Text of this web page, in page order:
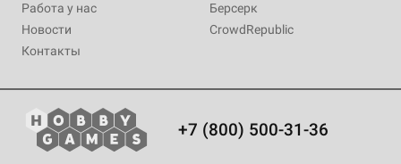
Работа у нас
Новости
Контакты
Берсерк
CrowdRepublic
+7 (800) 500-31-36